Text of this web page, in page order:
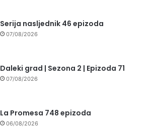
Serija nasljednik 46 epizoda
07/08/2026
Daleki grad | Sezona 2 | Epizoda 71
07/08/2026
La Promesa 748 epizoda
06/08/2026